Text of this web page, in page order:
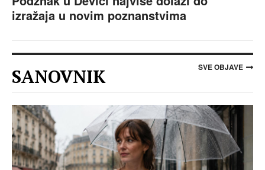
izražaja u novim poznanstvima
SANOVNIK SVE OBJAVE